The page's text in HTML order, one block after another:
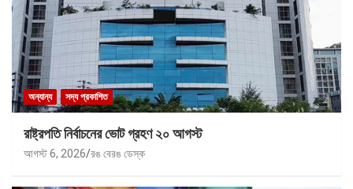
অন্যান্য সদ্য প্রকাশিত
রাষ্ট্রপতি নির্বাচনের ভোট গ্রহণ ২০ আগস্ট
আগস্ট 6, 2026 রঙ বেরঙ ডেস্ক